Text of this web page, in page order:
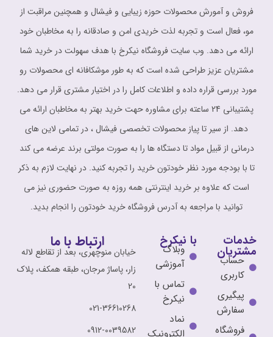
فروش و آمورش محصولات حوزه زیبایی و فیشال و همچنین مراقبت از
مو، فعال است و تجربه لذت خریدی امن و صادقانه را به مخاطبان خود
ارائه می دهد. وب سایت فروشگاه نیکرخ با هدف سهولت در خرید شما
مشتریان عزیز طراحی شده است که به طور موشکافانه ای محصولات رو
مورد بررسی قراره داده و اطلاعات کامل را در اختیار مشتری قرار می دهد.
پشتیبانی 24 ساعته برای مشاوره حهت خرید بهتر به مخاطبان ارائه می
دهد. از سیر تا پیاز محصولات تخصصی فیشال ، در تمامی لاین های
درمانی از قبیل مواد تا دستگاه ها را به صورت مولتی برند عرضه می کند
تا با بودجه مورد نظر خودتون خرید را تجربه کنید. در نهایت لازم به ذکر
است که علاوه بر خرید اینترنتی همه روزه به صورت حضوری نیز می
توانید با مراجعه به آدرس فروشگاه خرید خودتون را انجام بدید.
خدمات
مشتریان
حساب
کاربری
پیگیری
سفارش
فروشگاه
با نیکرخ
وبلاگ
آموزشی
تماس با
نیکرخ
نماد
ارتباط با ما
خیابان منوچهری، بعد از تقاطع لاله
زار، پاساژ مرجان، طبقه همکف، پلاک
20
021-36610268
0912-0039582